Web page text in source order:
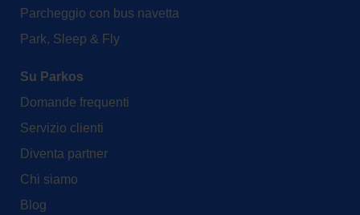
Parcheggio con bus navetta
Park, Sleep & Fly
Su Parkos
Domande frequenti
Servizio clienti
Diventa partner
Chi siamo
Blog